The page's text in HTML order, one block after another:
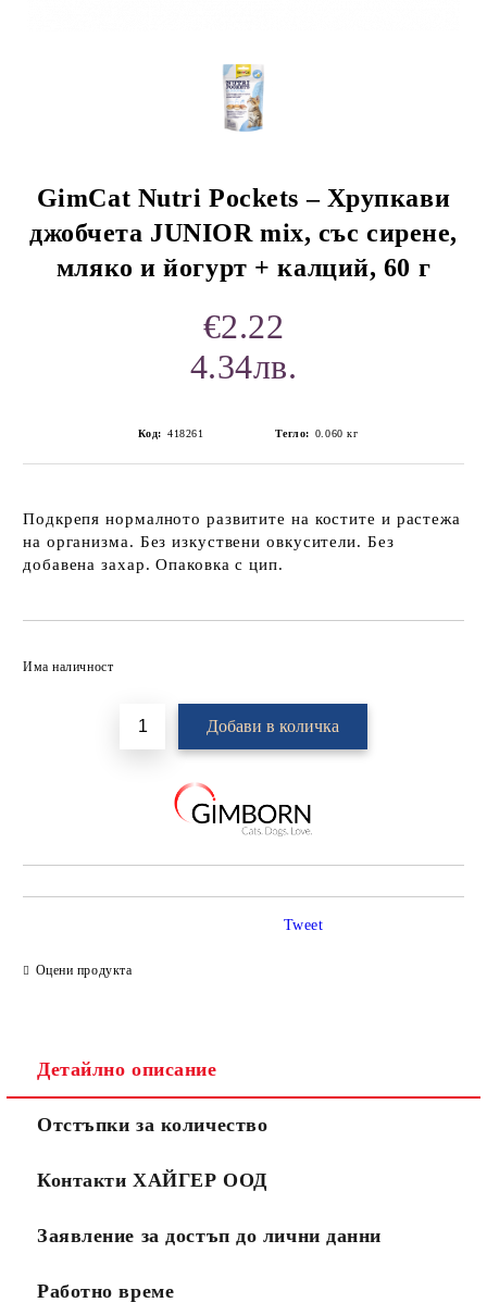
GimCat Nutri Pockets – Хрупкави
джобчета JUNIOR mix, със сирене,
мляко и йогурт + калций, 60 г
€2.22
4.34лв.
Код: 418261 Тегло: 0.060 кг
Подкрепя нормалното развитите на костите и растежа
на организма. Без изкуствени овкусители. Без
добавена захар. Опаковка с цип.
Има наличност
Оцени продукта
Tweet
Детайлно описание
Отстъпки за количество
Контакти ХАЙГЕР ООД
Заявление за достъп до лични данни
Работно време